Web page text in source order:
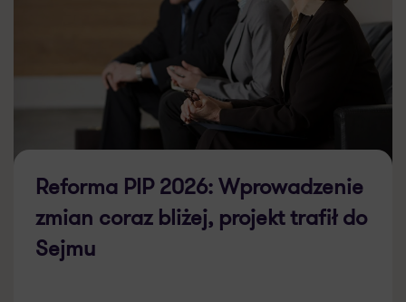
Reforma PIP 2026: Wprowadzenie
zmian coraz bliżej, projekt trafił do
Sejmu